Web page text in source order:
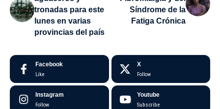
tronadas para este
lunes en varias
provincias del país
Síndrome de la
Fatiga Crónica
Facebook
Like
X
Follow
Instagram
Follow
Youtube
Subscribe